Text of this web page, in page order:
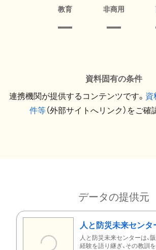
教育 非商用
資料固有の条件
連携機関が提供するコンテンツです。 資
件等（外部サイトへリンク）をご確
データの提供元
人と防災未来セン
人と防災未来センターは、
経験を語り継ぎ、その教訓